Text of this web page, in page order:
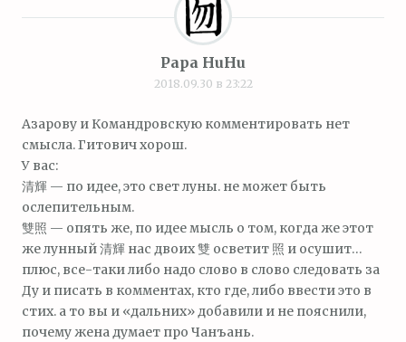
Papa HuHu
2018.09.30 в 23:22
Азарову и Командровскую комментировать нет
смысла. Гитович хорош.
У вас:
清輝 — по идее, это свет луны. не может быть
ослепительным.
雙照 — опять же, по идее мысль о том, когда же этот
же лунный 清輝 нас двоих 雙 осветит 照 и осушит…
плюс, все-таки либо надо слово в слово следовать за
Ду и писать в комментах, кто где, либо ввести это в
стих. а то вы и «дальних» добавили и не пояснили,
почему жена думает про Чанъань.